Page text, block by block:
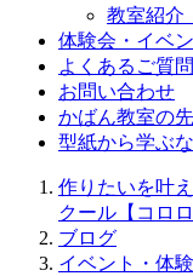
教室紹介
体験会・イベ
よくあるご質問
お問い合わせ
かばん教室の
型紙から学ぶ
作りたいを叶
クール【コロロ
ブログ
イベント・体